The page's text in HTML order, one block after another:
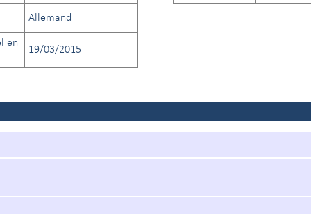
Allemand
en
19/03/2015